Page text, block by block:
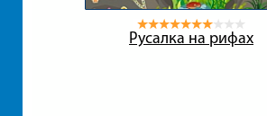
Русалка на рифах